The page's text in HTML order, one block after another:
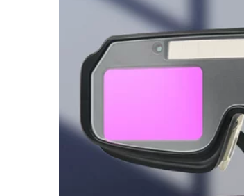
đầu mặt nạ kính đặc
biệt mũ bảo hiểm
hàn mới kính hàn
hoàn toàn tự động
bảo vệ mặt chống
nướng gắn trên đầu
bảo vệ mặt thợ hàn
ống kính nắp hàn
đặc biệt mặt nạ hàn
cao cấp
Mặt nạ hàn gắn trên
đầu bảo vệ toàn bộ
khuôn mặt thợ hàn
mũ hàn mặt nạ hàn
hồ quang argon
kính bảo vệ thứ hai
hàn hàn mặt nạ thợ
hàn